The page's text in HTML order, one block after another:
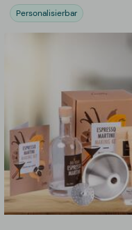
Personalisierbar